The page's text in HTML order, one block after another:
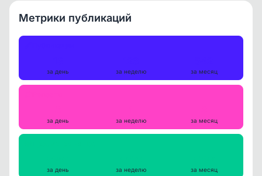
Метрики публикаций
за день за неделю за месяц
за день за неделю за месяц
за день за неделю за месяц